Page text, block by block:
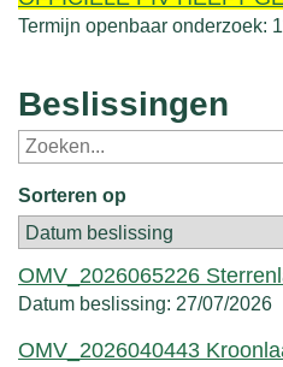
Termijn openbaar onderzoek:
Beslissingen
Sorteren op
OMV_2026065226
Datum beslissing: 27/07/2026
OMV_2026040443